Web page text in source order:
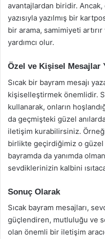
avantajlardan biridir. Ancak,
yazısıyla yazılmış bir
bir arama, samimiyeti
yardımcı olur.
Özel ve Kişisel Mesajlar
Sıcak bir bayram mesajı
kişiselleştirmek önemlidir.
kullanarak, onların
da geçmişteki güzel
iletişim kurabilirsiniz.
birlikte geçirdiğimiz o güzel
bayramda da yanımda
sevdiklerinizin kalbini
Sonuç Olarak
Sıcak bayram mesajları,
güçlendiren, mutluluğu ve
olan önemli bir iletişim